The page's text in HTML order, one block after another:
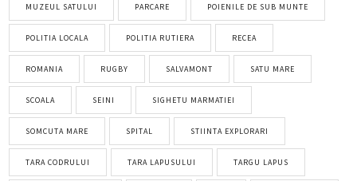
MUZEUL SATULUI PARCARE POIENILE DE SUB MUNTE
POLITIA LOCALA POLITIA RUTIERA RECEA
ROMANIA RUGBY SALVAMONT SATU MARE
SCOALA SEINI SIGHETU MARMATIEI
SOMCUTA MARE SPITAL STIINTA EXPLORARI
TARA CODRULUI TARA LAPUSULUI TARGU LAPUS